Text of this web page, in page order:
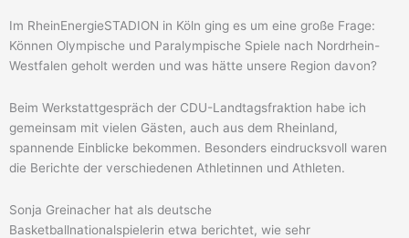
Im RheinEnergieSTADION in Köln ging es um eine große Frage:
Können Olympische und Paralympische Spiele nach Nordrhein-
Westfalen geholt werden und was hätte unsere Region davon?
Beim Werkstattgespräch der CDU-Landtagsfraktion habe ich
gemeinsam mit vielen Gästen, auch aus dem Rheinland,
spannende Einblicke bekommen. Besonders eindrucksvoll waren
die Berichte der verschiedenen Athletinnen und Athleten.
Sonja Greinacher hat als deutsche
Basketballnationalspielerin etwa berichtet, wie sehr